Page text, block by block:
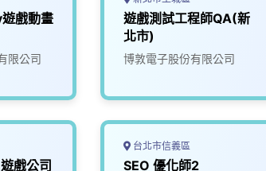
遊戲動畫
限公司
戲公司
遊戲測試工程師QA(新
北市)
博敦電子股份有限公司
台北市信義區
SEO 優化師2